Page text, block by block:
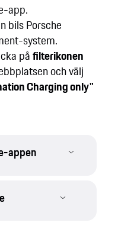
app.
bils Porsche
system.
påfilterikonen
och välj
Charging only"
appen